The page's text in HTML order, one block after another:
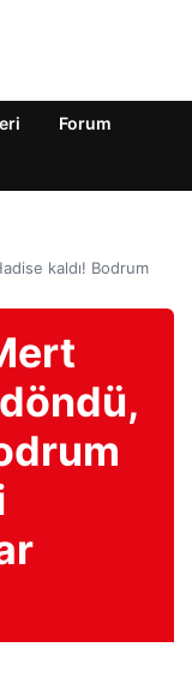
Forum
kaldı! Bodrum